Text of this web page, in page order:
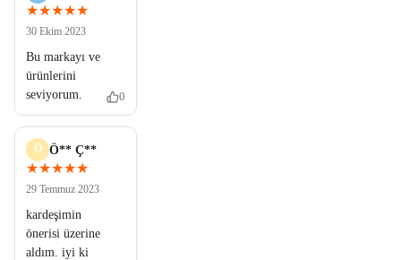
★★★★★
30 Ekim 2023
Bu markayı ve
ürünlerini
seviyorum.
0
Ö Ö** Ç**
★★★★★
29 Temmuz 2023
kardeşimin
önerisi üzerine
aldım. iyi ki